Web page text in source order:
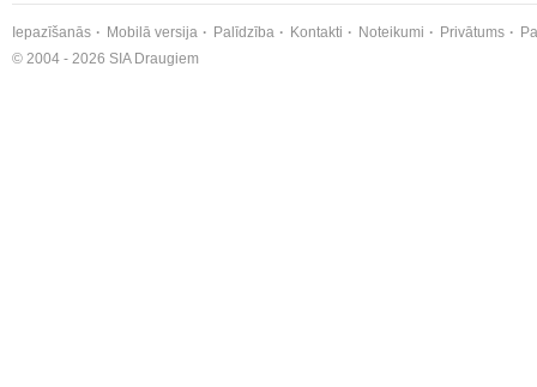
Iepazīšanās Mobilā versija Palīdzība Kontakti Noteikumi Privātums
© 2004 - 2026 SIA Draugiem